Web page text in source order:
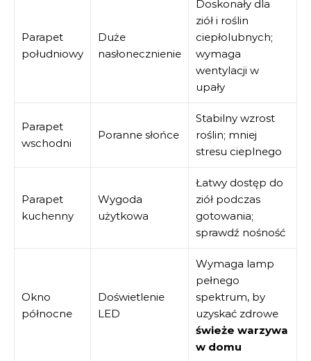
Parapet
południowy
Duże
nasłonecznienie
Doskonały dla
ziół i roślin
ciepłolubnych;
wymaga
wentylacji w
upały
Parapet
wschodni
Poranne słońce
Stabilny wzrost
roślin; mniej
stresu cieplnego
Parapet
kuchenny
Wygoda
użytkowa
Łatwy dostęp do
ziół podczas
gotowania;
sprawdź nośność
Okno
północne
Doświetlenie
LED
Wymaga lamp
pełnego
spektrum, by
uzyskać zdrowe
świeże warzywa
w domu